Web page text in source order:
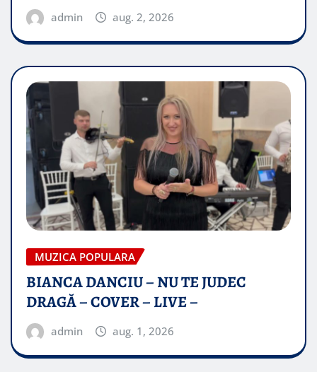
admin aug. 2, 2026
MUZICA POPULARA
BIANCA DANCIU – NU TE JUDEC
DRAGĂ – COVER – LIVE –
admin aug. 1, 2026